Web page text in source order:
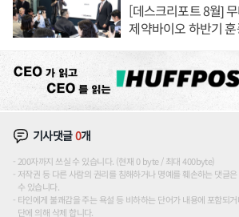
[데스크리포트 8월]
제약바이오 하반기
기사댓글0개
200자까지 쓰실 수 있습니다. (현재 0 byte / 최대 400byte)
저작권 등 다른 사람의 권리를 침해하거나 명예를 훼손하는 댓글
수 있습니다.
타인에게 불쾌감을 주는 욕설 등 비하하는 단어가 내용에 포함되
단에 의해 삭제 합니다.